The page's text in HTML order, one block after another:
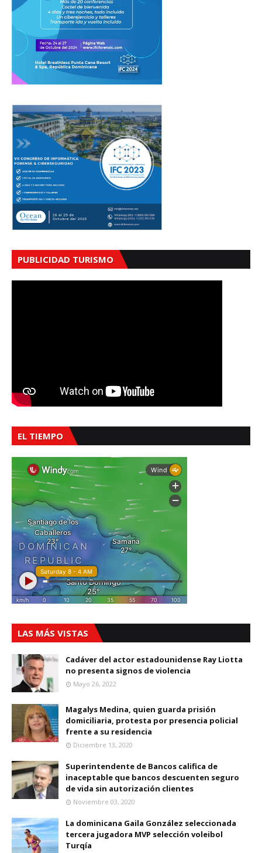
PUBLICIDAD TURISMO
EL TIEMPO
LAS MÁS VISTAS
Cadáver del actor estadounidense Ray Liotta
no presenta signos de violencia
Mayo 26, 2022
Magalys Medina, quien guarda prisión
domiciliaria, protesta por presencia policial
frente a su residencia
Diciembre 13, 2020
Superintendente de Bancos califica de
inaceptable que bancos descuenten seguro
de vida sin autorización clientes
Noviembre 03, 2020
La dominicana Gaila González seleccionada
tercera jugadora MVP selección voleibol
Turqía